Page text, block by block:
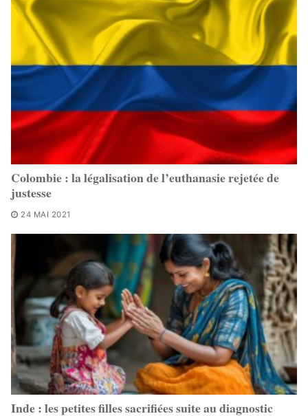
Colombie : la légalisation de l’euthanasie rejetée de
justesse
24 MAI 2021
Inde : les petites filles sacrifiées suite au diagnostic